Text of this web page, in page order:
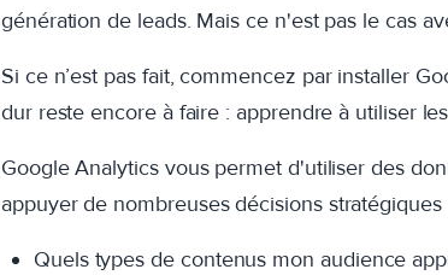
génération de leads. Mais ce n'est pas le cas
Si ce n’est pas fait, commencez par installer
dur reste encore à faire : apprendre à utiliser
Google Analytics vous permet d'utiliser des
appuyer de nombreuses décisions stratégiques
Quels types de contenus mon audience